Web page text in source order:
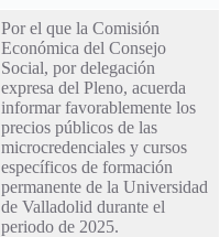
Por el que la Comisión
Económica del Consejo
Social, por delegación
expresa del Pleno, acuerda
informar favorablemente los
precios públicos de las
microcredenciales y cursos
específicos de formación
permanente de la Universidad
de Valladolid durante el
periodo de 2025.